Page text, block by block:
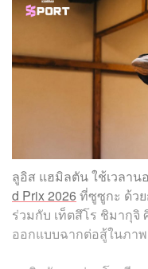
ลูอิส แฮมิลตัน ใช้เวลา
d Prix 2026 ที่ซูซูกะ ด้วย
ร่วมกับ เท็ตสึโร ชิมากุจิ
ออกแบบฉากต่อสู้ในภา